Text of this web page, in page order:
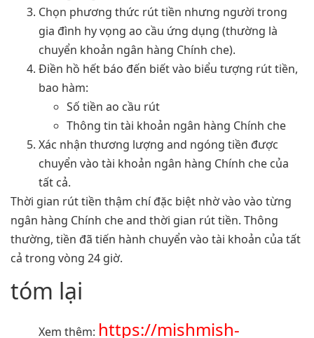
Chọn phương thức rút tiền nhưng người trong
gia đình hy vọng ao cầu ứng dụng (thường là
chuyển khoản ngân hàng Chính che).
Điền hồ hết báo đến biết vào biểu tượng rút tiền,
bao hàm:
Số tiền ao cầu rút
Thông tin tài khoản ngân hàng Chính che
Xác nhận thương lượng and ngóng tiền được
chuyển vào tài khoản ngân hàng Chính che của
tất cả.
Thời gian rút tiền thậm chí đặc biệt nhờ vào vào từng
ngân hàng Chính che and thời gian rút tiền. Thông
thường, tiền đã tiến hành chuyển vào tài khoản của tất
cả trong vòng 24 giờ.
tóm lại
Xem thêm: https://mishmish-